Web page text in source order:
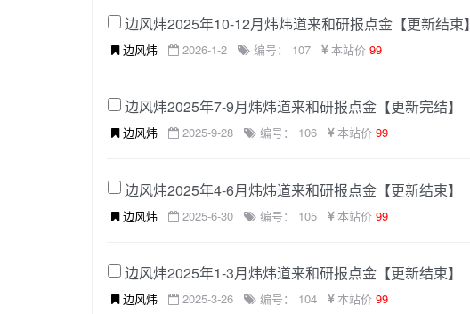
边风炜2025年10-12月炜炜道来和研报点金【更新结束】
边风炜 2026-1-2 编号： 107 本站价 99
边风炜2025年7-9月炜炜道来和研报点金【更新完结】
边风炜 2025-9-28 编号： 106 本站价 99
边风炜2025年4-6月炜炜道来和研报点金【更新结束】
边风炜 2025-6-30 编号： 105 本站价 99
边风炜2025年1-3月炜炜道来和研报点金【更新结束】
边风炜 2025-3-26 编号： 104 本站价 99